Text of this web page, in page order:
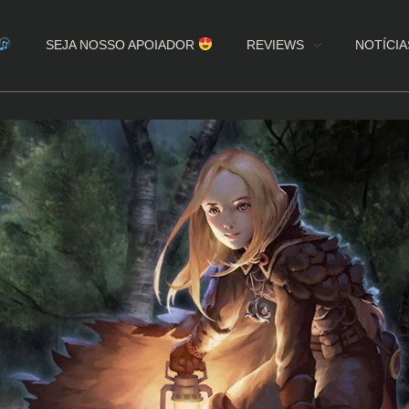
SEJA NOSSO APOIADOR REVIEWS